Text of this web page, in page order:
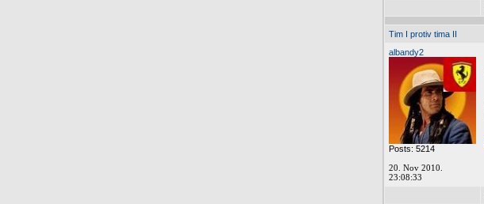
Tim I protiv tima II
albandy2
Posts: 5214
20. Nov 2010.
23:08:33